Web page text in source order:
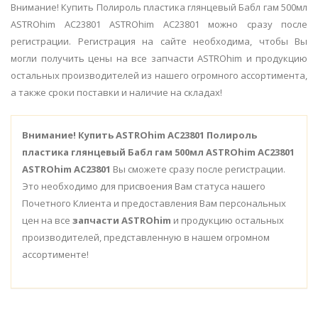
Внимание! Купить Полироль пластика глянцевый Бабл гам 500мл
ASTROhim AC23801 ASTROhim AC23801 можно сразу после
регистрации. Регистрация на сайте необходима, чтобы Вы
могли получить цены на все запчасти ASTROhim и продукцию
остальных производителей из нашего огромного ассортимента,
а также сроки поставки и наличие на складах!
Внимание! Купить ASTROhim AC23801 Полироль
пластика глянцевый Бабл гам 500мл ASTROhim AC23801
ASTROhim AC23801 Вы сможете сразу после регистрации.
Это необходимо для присвоения Вам статуса нашего
Почетного Клиента и предоставления Вам персональных
цен на все запчасти ASTROhim и продукцию остальных
производителей, представленную в нашем огромном
ассортименте!